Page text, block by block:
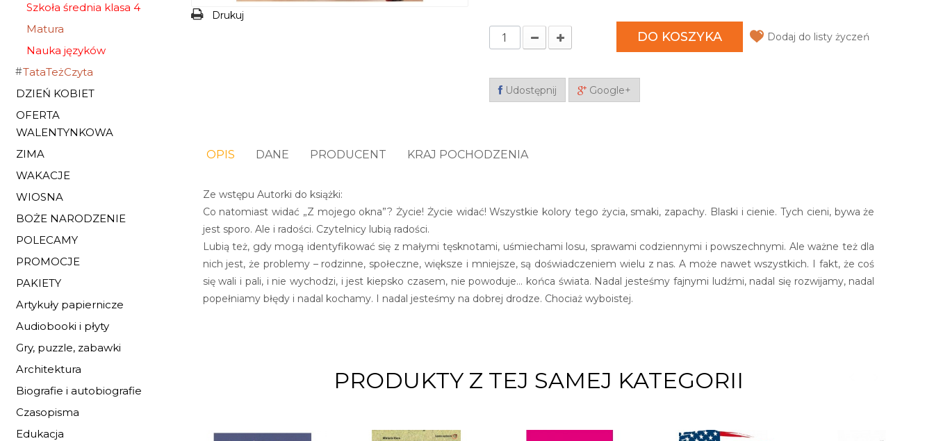
Szkoła średnia klasa 4
Matura
Nauka języków
TataTeżCzyta
DZIEŃ KOBIET
OFERTA
WALENTYNKOWA
ZIMA
WAKACJE
WIOSNA
BOŻE NARODZENIE
POLECAMY
PROMOCJE
PAKIETY
Artykuły papiernicze
Audiobooki i płyty
Gry, puzzle, zabawki
Architektura
Biografie i autobiografie
Czasopisma
Edukacja
Drukuj
DO KOSZYKA Dodaj do listy życzeń
Udostępnij Google+
OPIS DANE PRODUCENT KRAJ POCHODZENIA
Ze wstępu Autorki do książki:
Co natomiast widać „Z mojego okna”? Życie! Życie widać! Wszystkie kolory tego życia, smaki, zapachy. Blaski i cienie. Tych cieni, bywa że
jest sporo. Ale i radości. Czytelnicy lubią radości.
Lubią też, gdy mogą identyfikować się z małymi tęsknotami, uśmiechami losu, sprawami codziennymi i powszechnymi. Ale ważne też dla
nich jest, że problemy – rodzinne, społeczne, większe i mniejsze, są doświadczeniem wielu z nas. A może nawet wszystkich. I fakt, że coś
się wali i pali, i nie wychodzi, i jest kiepsko czasem, nie powoduje… końca świata. Nadal jesteśmy fajnymi ludźmi, nadal się rozwijamy, nadal
popełniamy błędy i nadal kochamy. I nadal jesteśmy na dobrej drodze. Chociaż wyboistej.
PRODUKTY Z TEJ SAMEJ KATEGORII